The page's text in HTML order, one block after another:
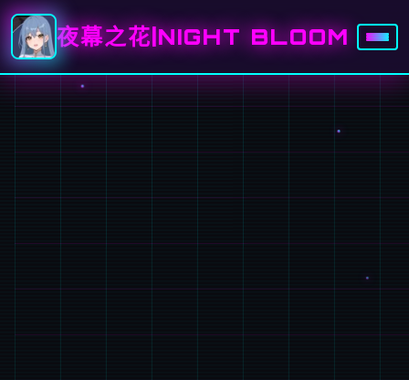
夜幕之花|NIGHT BLOOM